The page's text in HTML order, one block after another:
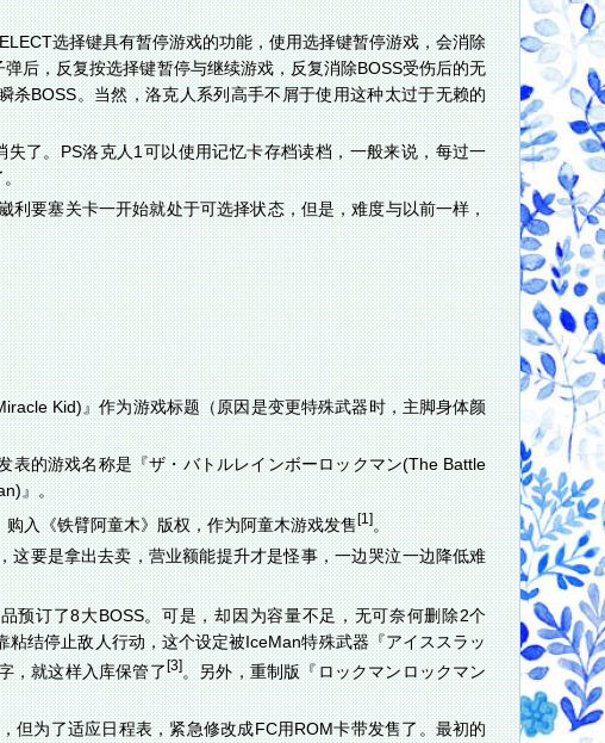
选择键具有暂停游戏的功能，使用选择键暂停游戏，会消除
后，反复按选择键暂停与继续游戏，反复消除BOSS受伤后的无
BOSS。当然，洛克人系列高手不屑于使用这种太过于无赖的
了。PS洛克人1可以使用记忆卡存档读档，一般来说，每过一
。
利要塞关卡一开始就处于可选择状态，但是，难度与以前一样，
Kid)』作为游戏标题（原因是变更特殊武器时，主脚身体颜
的游戏名称是『ザ・バトルレインボーロックマン(The Battle
』。
入《铁臂阿童木》版权，作为阿童木游戏发售[1]。
要是拿出去卖，营业额能提升才是怪事，一边哭泣一边降低难
订了8大BOSS。可是，却因为容量不足，无可奈何删除2个
结停止敌人行动，这个设定被IceMan特殊武器『アイススラッ
，就这样入库保管了[3]。另外，重制版『ロックマンロックマン
为了适应日程表，紧急修改成FC用ROM卡带发售了。最初的